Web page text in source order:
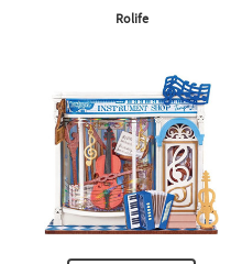
Rolife